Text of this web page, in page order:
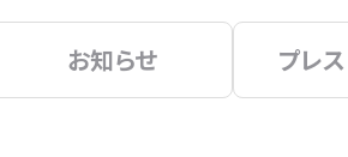
お知らせ プレ